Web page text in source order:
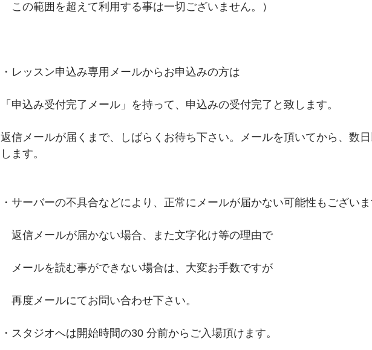
この範囲を超えて利用する事は一切ございません。）
・レッスン申込み専用メールからお申込みの方は
「申込み受付完了メール」を持って、申込みの受付完了と致します。
返信メールが届くまで、しばらくお待ち下さい。メールを頂いてから、数
します。
・サーバーの不具合などにより、正常にメールが届かない可能性もござい
返信メールが届かない場合、また文字化け等の理由で
メールを読む事ができない場合は、大変お手数ですが
再度メールにてお問い合わせ下さい。
・スタジオへは開始時間の30 分前からご入場頂けます。